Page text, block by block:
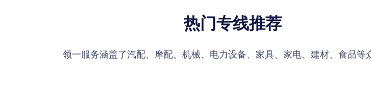
热门专线推荐
领一服务涵盖了汽配、摩配、机械、电力设备、家具、家电、建材、食品等